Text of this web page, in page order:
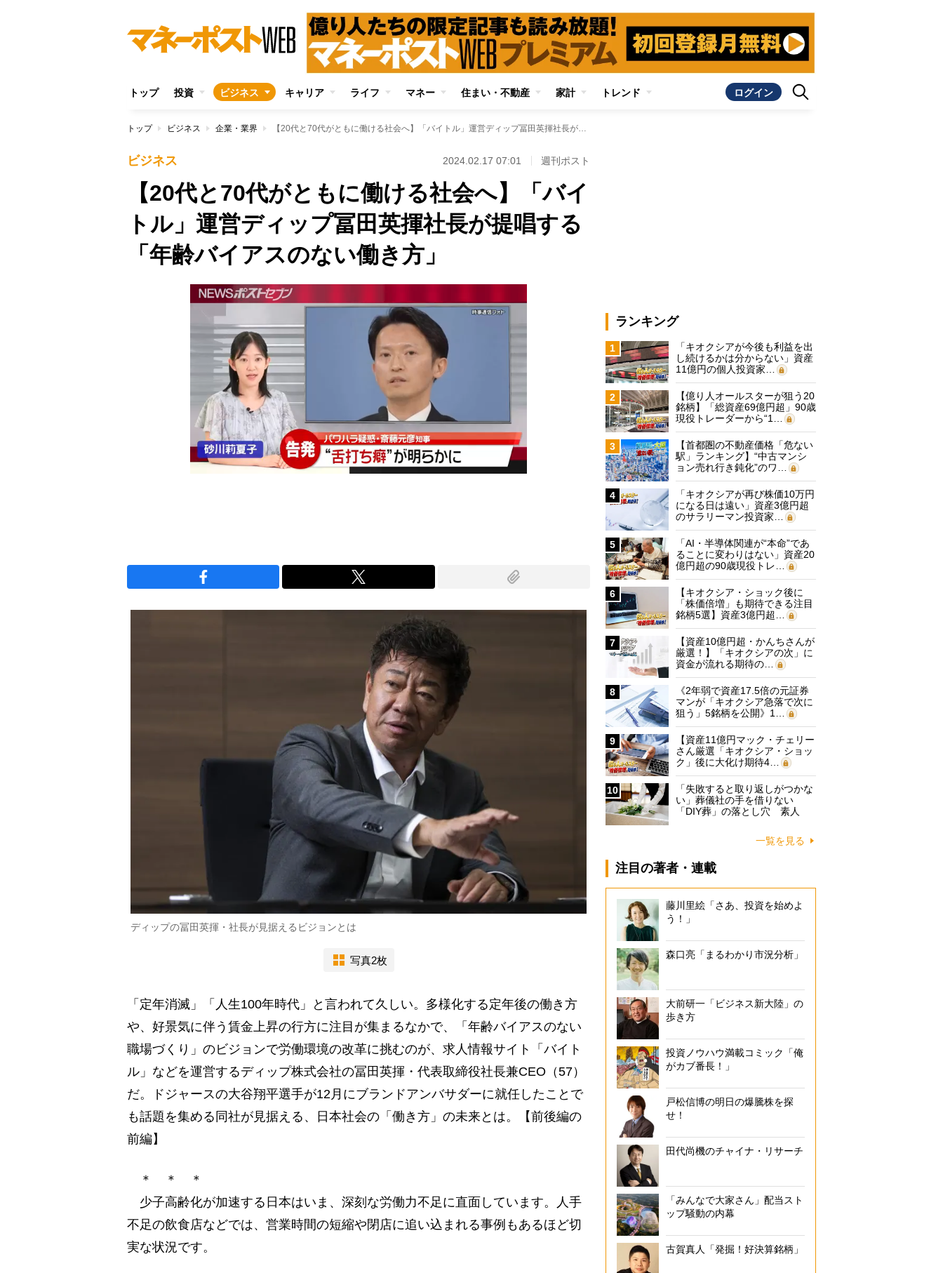
トップ 投資 ビジネス キャリア ライフ マネー 住まい・不動産 家計 トレンド ログイン
トップ ビジネス 企業・業界 【20代と70代がともに働ける社会へ】「バイトル」運営ディップ冨田英揮社長が提唱する「年齢バイアスのない働き方」
ビジネス 2024.02.17 07:01 週刊ポスト
【20代と70代がともに働ける社会へ】「バイ
トル」運営ディップ冨田英揮社長が提唱する
「年齢バイアスのない働き方」
ディップの冨田英揮・社長が見据えるビジョンとは
写真2枚
「定年消滅」「人生100年時代」と言われて久しい。多様化する定年後の働き方
や、好景気に伴う賃金上昇の行方に注目が集まるなかで、「年齢バイアスのない
職場づくり」のビジョンで労働環境の改革に挑むのが、求人情報サイト「バイト
ル」などを運営するディップ株式会社の冨田英揮・代表取締役社長兼CEO（57）
だ。ドジャースの大谷翔平選手が12月にブランドアンバサダーに就任したことで
も話題を集める同社が見据える、日本社会の「働き方」の未来とは。【前後編の
前編】
＊ ＊ ＊
少子高齢化が加速する日本はいま、深刻な労働力不足に直面しています。人手
不足の飲食店などでは、営業時間の短縮や閉店に追い込まれる事例もあるほど切
実な状況です。
ランキング
1
「キオクシアが今後も利益を出
し続けるかは分からない」資産
11億円の個人投資家…
2
【億り人オールスターが狙う20
銘柄】「総資産69億円超」90歳
現役トレーダーから“1…
3
【首都圏の不動産価格「危ない
駅」ランキング】“中古マンシ
ョン売れ行き鈍化”のワ…
4
「キオクシアが再び株価10万円
になる日は遠い」資産3億円超
のサラリーマン投資家…
5
「AI・半導体関連が“本命”であ
ることに変わりはない」資産20
億円超の90歳現役トレ…
6
【キオクシア・ショック後に
「株価倍増」も期待できる注目
銘柄5選】資産3億円超…
7
【資産10億円超・かんちさんが
厳選！】「キオクシアの次」に
資金が流れる期待の…
8
《2年弱で資産17.5倍の元証券
マンが「キオクシア急落で次に
狙う」5銘柄を公開》1…
9
【資産11億円マック・チェリー
さん厳選「キオクシア・ショッ
ク」後に大化け期待4…
10
「失敗すると取り返しがつかな
い」葬儀社の手を借りない
「DIY葬」の落とし穴 素人
一覧を見る
注目の著者・連載
藤川里絵「さあ、投資を始めよ
う！」
森口亮「まるわかり市況分析」
大前研一「ビジネス新大陸」の
歩き方
投資ノウハウ満載コミック「俺
がカブ番長！」
戸松信博の明日の爆騰株を探
せ！
田代尚機のチャイナ・リサーチ
「みんなで大家さん」配当スト
ップ騒動の内幕
古賀真人「発掘！好決算銘柄」